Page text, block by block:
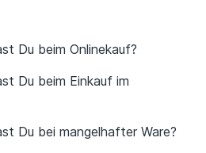
Du beim Onlinekauf?
Du beim Einkauf im
Du bei mangelhafter Ware?